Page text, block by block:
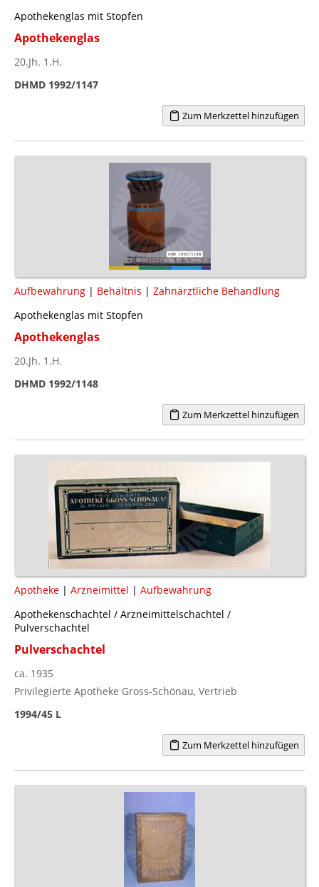
Apothekenglas mit Stopfen
Apothekenglas
20.Jh. 1.H.
DHMD 1992/1147
Zum Merkzettel hinzufügen
Aufbewahrung | Behältnis | Zahnärztliche Behandlung
Apothekenglas mit Stopfen
Apothekenglas
20.Jh. 1.H.
DHMD 1992/1148
Zum Merkzettel hinzufügen
Apotheke | Arzneimittel | Aufbewahrung
Apothekenschachtel / Arzneimittelschachtel /
Pulverschachtel
Pulverschachtel
ca. 1935
Privilegierte Apotheke Gross-Schönau, Vertrieb
1994/45 L
Zum Merkzettel hinzufügen